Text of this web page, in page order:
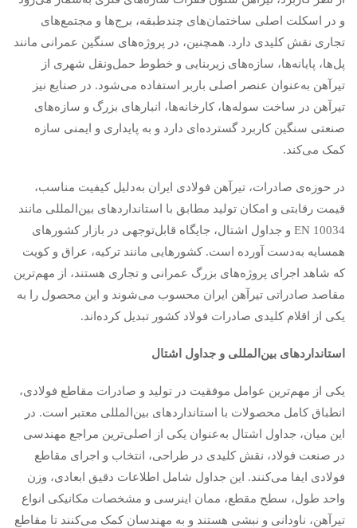
و در اسکلت اصلی ساختمان‌های چندطبقه، برج‌ها و مجتمع‌های
تجاری نقش کلیدی دارد. همچنین، در پروژه‌های سنگین عمرانی مانند
پل‌ها، پایانه‌ها، سازه‌های زیربنایی و خطوط حمل‌ونقل شهری از
تیرآهن به‌عنوان عنصر اصلی باربر استفاده می‌شود. در صنایع نیز
تیرآهن در ساخت سوله‌ها، کارخانه‌ها، انبارهای بزرگ و سازه‌های
صنعتی سنگین کاربرد گسترده‌ای دارد و به پایداری و ایمنی سازه
کمک می‌کند.
در حوزه‌ی صادرات، تیرآهن فولادی ایران به‌دلیل کیفیت مناسب،
قیمت رقابتی و امکان تولید مطابق با استانداردهای بین‌المللی مانند
EN 10034 و جداول اشتال، جایگاه قابل‌توجهی در بازار کشورهای
همسایه به‌دست آورده است. کشورهایی مانند ترکیه، عراق و کویت
که شاهد اجرای پروژه‌های بزرگ عمرانی و تجاری هستند، از مهم‌ترین
مقاصد صادراتی تیرآهن ایران محسوب می‌شوند و این محصول را به
یکی از اقلام کلیدی صادرات فولاد کشور تبدیل کرده‌اند.
استانداردهای بین‌المللی و جداول اشتال
یکی از مهم‌ترین عوامل موفقیت در تولید و صادرات مقاطع فولادی،
انطباق کامل محصولات با استانداردهای بین‌المللی معتبر است. در
این میان، جداول اشتال به‌عنوان یکی از اصلی‌ترین مراجع مهندسی
در صنعت فولاد، نقش کلیدی در طراحی، انتخاب و اجرای مقاطع
فولادی ایفا می‌کنند. این جداول شامل اطلاعات دقیق ابعادی، وزن
واحد طول، سطح مقطع، ممان اینرسی و مشخصات مکانیکی انواع
تیرآهن، ناودانی و نبشی هستند و به مهندسان کمک می‌کنند تا مقاطع